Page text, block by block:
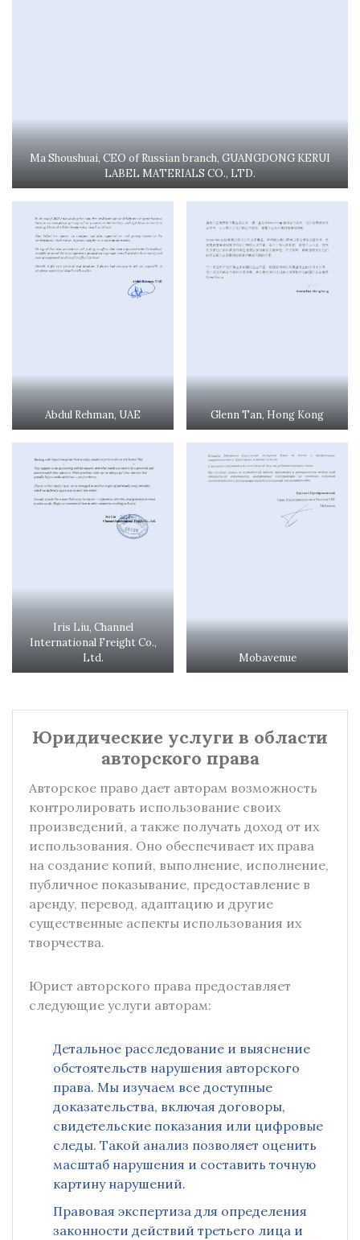
Ma Shoushuai, CEO of Russian branch, GUANGDONG KERUI
LABEL MATERIALS CO., LTD.
Abdul Rehman, UAE Glenn Tan, Hong Kong
Iris Liu, Channel
International Freight Co.,
Ltd.
Mobavenue
Юридические услуги в области
авторского права
Авторское право дает авторам возможность
контролировать использование своих
произведений, а также получать доход от их
использования. Оно обеспечивает их права
на создание копий, выполнение, исполнение,
публичное показывание, предоставление в
аренду, перевод, адаптацию и другие
существенные аспекты использования их
творчества.
Юрист авторского права предоставляет
следующие услуги авторам:
Детальное расследование и выяснение
обстоятельств нарушения авторского
права. Мы изучаем все доступные
доказательства, включая договоры,
свидетельские показания или цифровые
следы. Такой анализ позволяет оценить
масштаб нарушения и составить точную
картину нарушений.
Правовая экспертиза для определения
законности действий третьего лица и